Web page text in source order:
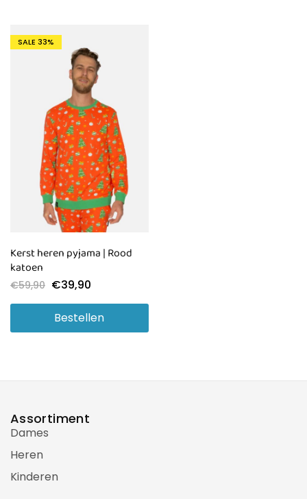
SALE 33%
Kerst heren pyjama | Rood
katoen
€59,90 €39,90
Bestellen
Assortiment
Dames
Heren
Kinderen